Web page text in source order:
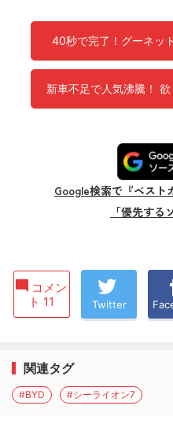
40秒で完了！グーネッ
新車不足で人気沸騰！
Google検索で『ベスト
「優先する
コメン
ト 11
Twitter
関連タグ
#BYD #シーライオン7